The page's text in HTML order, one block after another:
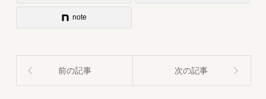
note
前の記事 次の記事